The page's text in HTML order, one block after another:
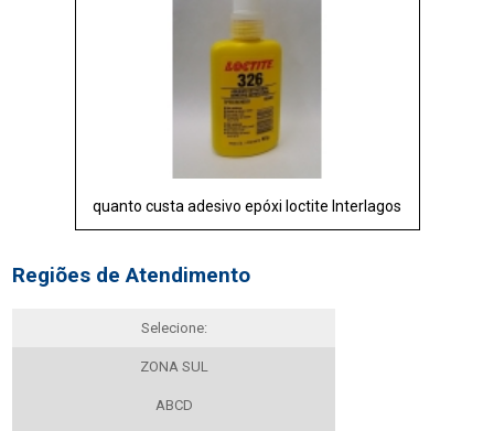
quanto custa adesivo epóxi loctite Interlagos
Regiões de Atendimento
Selecione:
ZONA SUL
ABCD